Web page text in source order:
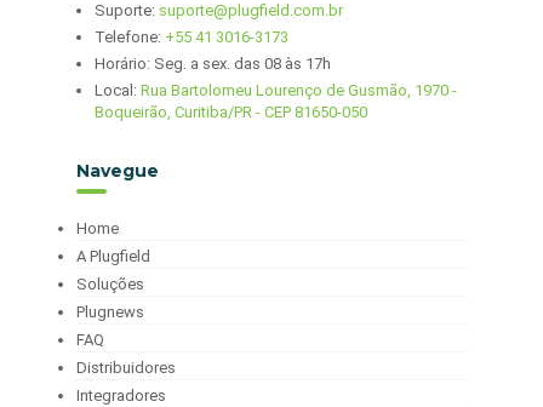
Suporte: suporte@plugfield.com.br
Telefone: +55 41 3016-3173
Horário: Seg. a sex. das 08 às 17h
Local:Rua Bartolomeu Lourenço de Gusmão, 1970 -
Boqueirão, Curitiba/PR - CEP 81650-050
Navegue
Home
A Plugfield
Soluções
Plugnews
FAQ
Distribuidores
Integradores